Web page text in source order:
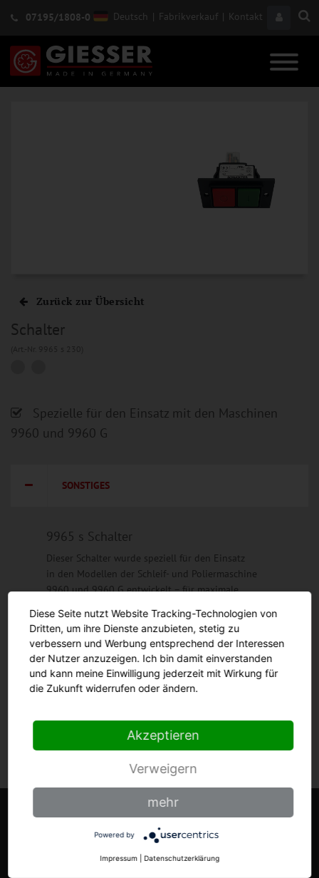
07195/1808-0 Deutsch | Fabrikverkauf | Kontakt
Zurück zur Übersicht
Schalter
Spezielle für den Einsatz mit den Maschinen
9960 und 9960 G
SONSTIGES
9965 s Schalter
Dieser Schalter wurde speziell für den Einsatz
in den Modellen der Schleif- und Poliermaschine
9960 und 9960 G entwickelt – für maximale
Erhältlich ist der Schalter in folgenden Versionen:
- 50 Hz/230 V Wechselstrom, 1-Phase (9965 s 230)
- 50 Hz/ 400 V, 3-Phasen (9965 s 400).
Diese Seite nutzt Website Tracking-Technologien von
Dritten, um ihre Dienste anzubieten, stetig zu
verbessern und Werbung entsprechend der Interessen
der Nutzer anzuzeigen. Ich bin damit einverstanden
und kann meine Einwilligung jederzeit mit Wirkung für
die Zukunft widerrufen oder ändern.
Akzeptieren
Verweigern
mehr
Powered by
Impressum Datenschutzerklärung